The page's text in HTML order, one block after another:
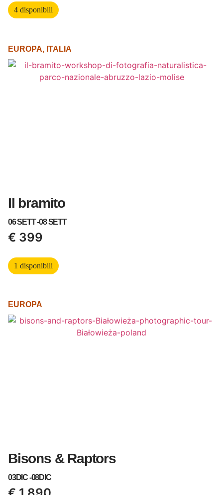
4 disponibili
EUROPA, ITALIA
Il bramito
06 SETT -08 SETT
€ 399
1 disponibili
EUROPA
Bisons & Raptors
03DIC -08DIC